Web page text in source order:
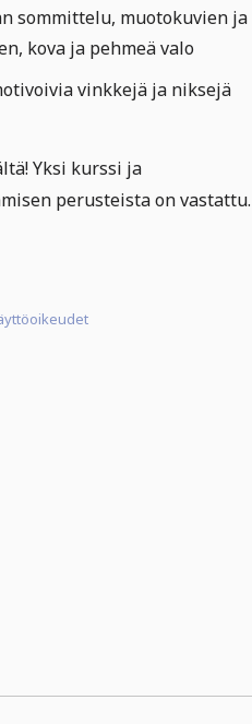
sommittelu, muotokuvien ja
kova ja pehmeä valo
vinkkejä ja niksejä
Yksi kurssi ja
perusteista on vastattu.